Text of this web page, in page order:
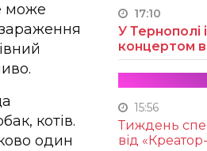
може
котів.
один
17:10
У Тернополі
концертом
15:56
Тиждень
від